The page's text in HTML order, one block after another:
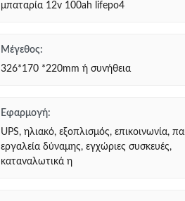
μπαταρία 12v 100ah lifepo4
Μέγεθος:
326*170 *220mm ή συνήθεια
Εφαρμογή:
UPS, ηλιακό, εξοπλισμός, επικοινωνία,
εργαλεία δύναμης, εγχώριες συσκευές,
καταναλωτικά η